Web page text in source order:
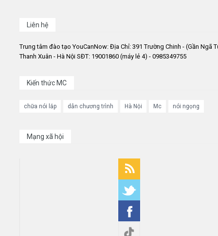
Liên hệ
Trung tâm đào tạo YouCanNow: Địa Chỉ: 391 Trường Chinh - (Gần Ngã
Thanh Xuân - Hà Nội SĐT: 19001860 (máy lẻ 4) - 0985349755
Kiến thức MC
chữa nói lắp dẫn chương trình Hà Nội Mc nói ngọng
Mạng xã hội